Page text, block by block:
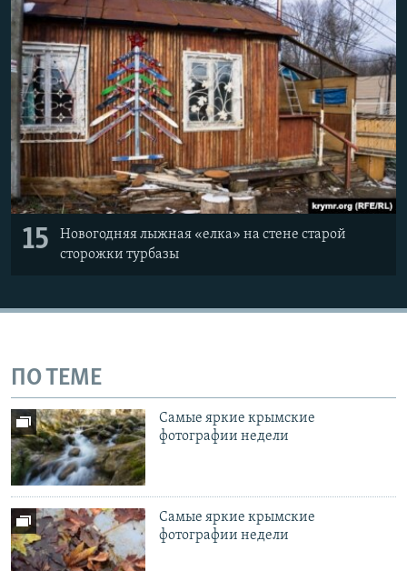
15
Новогодняя лыжная «елка» на стене старой
сторожки турбазы
ПО ТЕМЕ
Самые яркие крымские
фотографии недели
Самые яркие крымские
фотографии недели